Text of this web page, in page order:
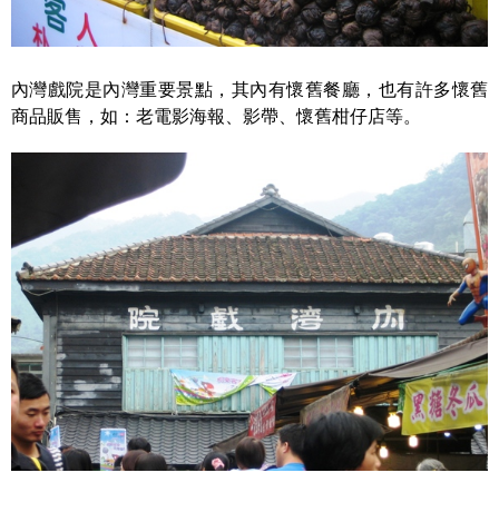
內灣戲院是內灣重要景點，其內有懷舊餐廳，也有許多懷舊
商品販售，如：老電影海報、影帶、懷舊柑仔店等。